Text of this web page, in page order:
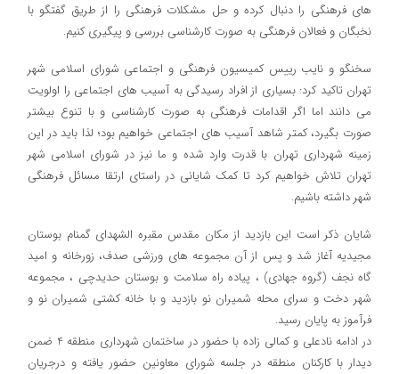
های فرهنگی را دنبال کرده و حل مشکلات فرهنگی را از طریق گفتگو با
نخبگان و فعالان فرهنگی به صورت کارشناسی بررسی و پیگیری کنیم.
سخنگو و نایب رییس کمیسیون فرهنگی و اجتماعی شورای اسلامی شهر
تهران تاکید کرد: بسیاری از افراد رسیدگی به آسیب های اجتماعی را اولویت
می دانند اما اگر اقدامات فرهنگی به صورت کارشناسی و با تنوع بیشتر
صورت بگیرد، کمتر شاهد آسیب های اجتماعی خواهیم بود؛ لذا باید در این
زمینه شهرداری تهران با قدرت وارد شده و ما نیز در شورای اسلامی شهر
تهران تلاش خواهیم کرد تا کمک شایانی در راستای ارتقا مسائل فرهنگی
شهر داشته باشیم.
شایان ذکر است این بازدید از مکان مقدس مقبره الشهدای گمنام بوستان
مجیدیه آغاز شد و پس از آن مجموعه های ورزشی صدف، زورخانه و امید
گاه نجف (گروه جهادی) ، پیاده راه سلامت و بوستان حدیدچی ، مجموعه
شهر دخت و سرای محله شمیران نو بازدید و با خانه کشتی شمیران نو و
فرآموز به پایان رسید.
در ادامه نادعلی و کمالی زاده با حضور در ساختمان شهرداری منطقه 4 ضمن
دیدار با کارکنان منطقه در جلسه شورای معاونین حضور یافته و درجریان